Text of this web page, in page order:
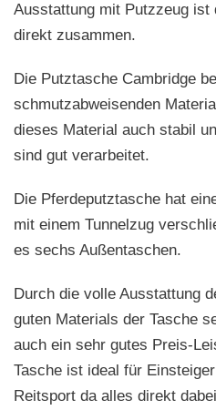
Ausstattung mit Putzzeug ist
direkt zusammen.
Die Putztasche Cambridge
schmutzabweisenden
dieses Material auch stabil
sind gut verarbeitet.
Die Pferdeputztasche hat
mit einem Tunnelzug
es sechs Außentaschen.
Durch die volle Ausstattung
guten Materials der Tasche
auch ein sehr gutes Preis-
Tasche ist ideal für
Reitsport da alles direkt